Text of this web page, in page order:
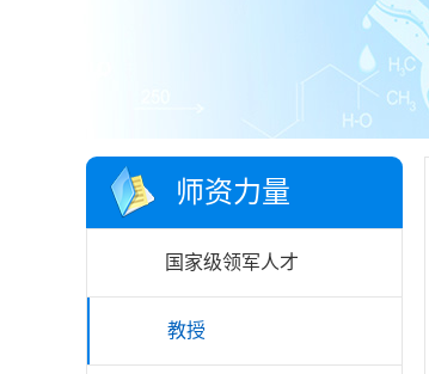
师资力量
国家级领军人才
教授